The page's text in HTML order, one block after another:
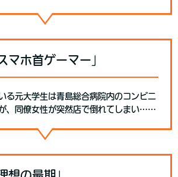
スマホ首ゲーマー｣
る元大学生は青島総合病院内のコンビニ
、同僚女性が突然店で倒れてしまい……